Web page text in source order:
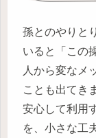
孫とのやりと
いると「この
人から変なメ
ことも出てき
安心して利用
を、小さな工